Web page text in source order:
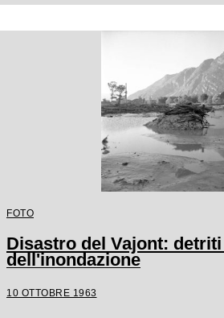
FOTO
Disastro del Vajont:
dell'inondazione
10 OTTOBRE 1963